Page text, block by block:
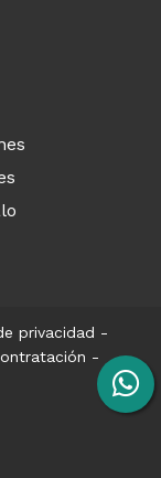
privacidad -
-